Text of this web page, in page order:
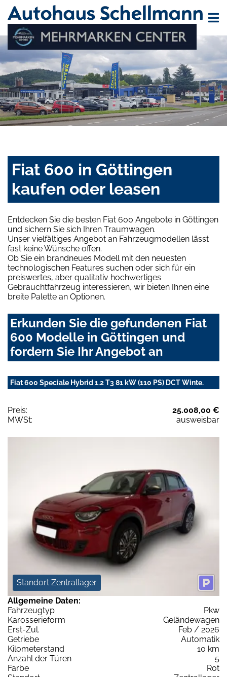
Fiat 600 in Göttingen
kaufen oder leasen
Entdecken Sie die besten Fiat 600 Angebote in Göttingen
und sichern Sie sich Ihren Traumwagen.
Unser vielfältiges Angebot an Fahrzeugmodellen lässt
fast keine Wünsche offen.
Ob Sie ein brandneues Modell mit den neuesten
technologischen Features suchen oder sich für ein
preiswertes, aber qualitativ hochwertiges
Gebrauchtfahrzeug interessieren, wir bieten Ihnen eine
breite Palette an Optionen.
Erkunden Sie die gefundenen Fiat
600 Modelle in Göttingen und
fordern Sie Ihr Angebot an
Fiat 600 Speciale Hybrid 1.2 T3 81 kW (110 PS) DCT Winte.
Preis:
25.008,00 €
MWSt:
ausweisbar
Standort Zentrallager
Allgemeine Daten:
Fahrzeugtyp
Pkw
Karosserieform
Geländewagen
Erst-Zul.
Feb / 2026
Getriebe
Automatik
Kilometerstand
10 km
Anzahl der Türen
5
Farbe
Rot